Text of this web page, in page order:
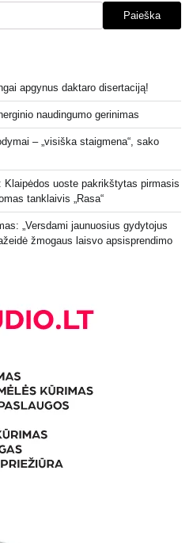
Paieška
apgynus daktaro disertaciją!
naudingumo gerinimas
– „visiška staigmena“, sako
Klaipėdos uoste pakrikštytas pirmasis
tanklaivis „Rasa“
„Versdami jaunuosius gydytojus
žmogaus laisvo apsisprendimo